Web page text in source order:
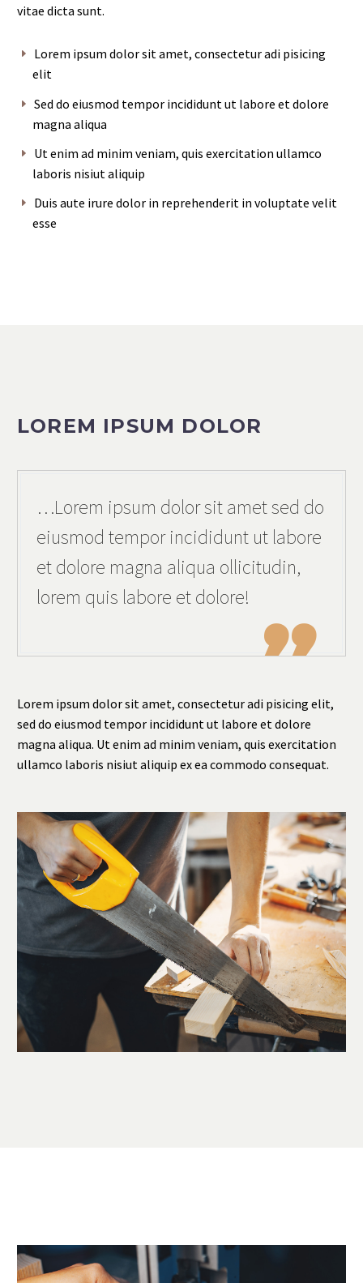
vitae dicta sunt.
Lorem ipsum dolor sit amet, consectetur adi pisicing
elit
Sed do eiusmod tempor incididunt ut labore et dolore
magna aliqua
Ut enim ad minim veniam, quis exercitation ullamco
laboris nisiut aliquip
Duis aute irure dolor in reprehenderit in voluptate velit
esse
LOREM IPSUM DOLOR
…Lorem ipsum dolor sit amet sed do
eiusmod tempor incididunt ut labore
et dolore magna aliqua ollicitudin,
lorem quis labore et dolore!

Lorem ipsum dolor sit amet, consectetur adi pisicing elit,
sed do eiusmod tempor incididunt ut labore et dolore
magna aliqua. Ut enim ad minim veniam, quis exercitation
ullamco laboris nisiut aliquip ex ea commodo consequat.